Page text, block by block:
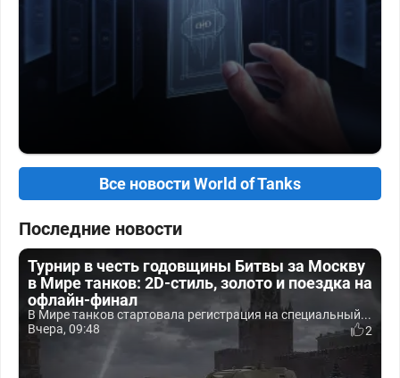
Все новости World of Tanks
Последние новости
Турнир в честь годовщины Битвы за Москву
в Мире танков: 2D-стиль, золото и поездка на
офлайн-финал
В Мире танков стартовала регистрация на специальный...
Вчера, 09:48
2